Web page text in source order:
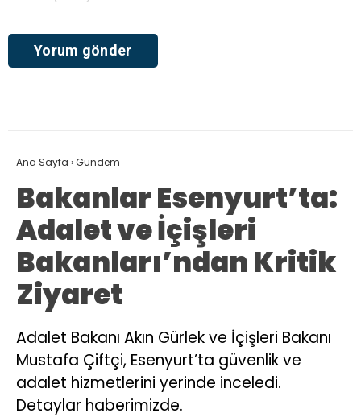
Ana Sayfa ›Gündem
Bakanlar Esenyurt’ta:
Adalet ve İçişleri
Bakanları’ndan Kritik
Ziyaret
Adalet Bakanı Akın Gürlek ve İçişleri Bakanı
Mustafa Çiftçi, Esenyurt’ta güvenlik ve
adalet hizmetlerini yerinde inceledi.
Detaylar haberimizde.